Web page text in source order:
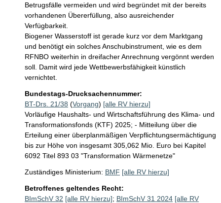
Betrugsfälle vermeiden und wird begründet mit der bereits
vorhandenen Übererfüllung, also ausreichender
Verfügbarkeit.
Biogener Wasserstoff ist gerade kurz vor dem Marktgang
und benötigt ein solches Anschubinstrument, wie es dem
RFNBO weiterhin in dreifacher Anrechnung vergönnt werden
soll. Damit wird jede Wettbewerbsfähigkeit künstlich
Bundestags-Drucksachennummer:
BT-Drs. 21/38 (Vorgang) [alle RV hierzu]
Vorläufige Haushalts- und Wirtschaftsführung des Klima- und
Transformationsfonds (KTF) 2025; - Mitteilung über die
Erteilung einer überplanmäßigen Verpflichtungsermächtigung
bis zur Höhe von insgesamt 305,062 Mio. Euro bei Kapitel
6092 Titel 893 03 "Transformation Wärmenetze"
Zuständiges Ministerium: BMF [alle RV hierzu]
Betroffenes geltendes Recht:
BImSchV 32 [alle RV hierzu]; BImSchV 31 2024 [alle RV